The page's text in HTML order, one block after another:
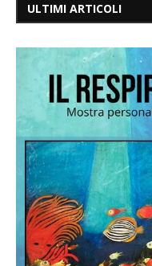
ULTIMI ARTICOLI